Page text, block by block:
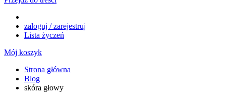
zaloguj / zarejestruj
Lista życzeń
Mój koszyk
Strona główna
Blog
skóra głowy